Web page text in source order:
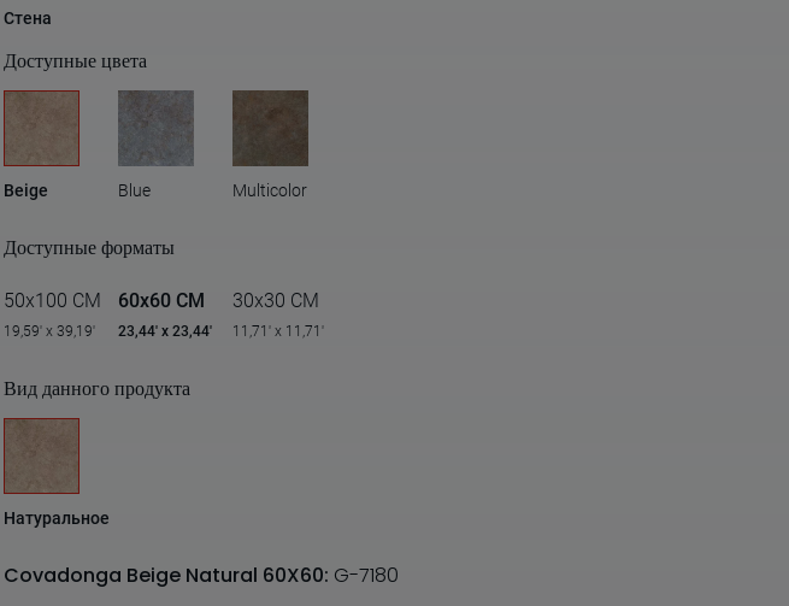
Стена
Доступные цвета
Beige Blue Multicolor
Доступные форматы
50x100 CM
19,59' x 39,19'
60x60 CM
23,44' x 23,44'
30x30 CM
11,71' x 11,71'
Вид данного продукта
Натуральное
Covadonga Beige Natural 60X60: G-7180